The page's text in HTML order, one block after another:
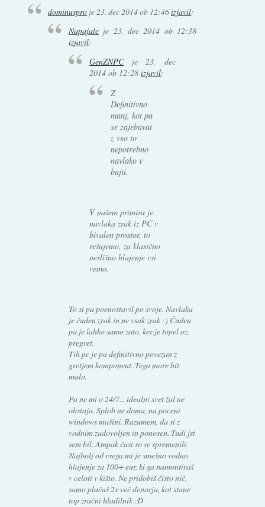
dominuspro je 23. dec 2014 ob 12:46izjavil:
Napajalcje 23. dec 2014 ob 12:38
izjavil:
GenZNPCje23. dec
2014 ob 12:28 izjavil:
Z
Definitivno
manj, kot pa
se zajebavat
z vso to
nepotrebno
navlako v
bajti.
V našem primiru je
navlaka zrak iz PC v
bivalen prostor, to
rešujemo, za klasično
neslišno hlajenje vsi
vemo.
To si pa poenostavil po svoje. Navlaka
je čuden zrak in ne vsak zrak :) Čuden
pa je lahko samo zato, ker je topel oz.
pregret.
Tih pc je pa definitivno povezan z
gretjem komponent. Tega more bit
malo.
Pa ne mi o 24/7... idealni svet žal ne
obstaja. Sploh ne doma, na poceni
windows mašini. Razumem, da si z
vodnim zadovoljen in ponosen. Tudi jst
sem bil. Ampak časi so se spremenili.
Najbolj od vsega mi je smešno vodno
hlajenje za 100+ eur, ki ga namontiraš
v celoti v kišto. Ne pridobiš čisto nič,
samo plačaš 2x več denarja, kot stane
top zračni hladilnik :D